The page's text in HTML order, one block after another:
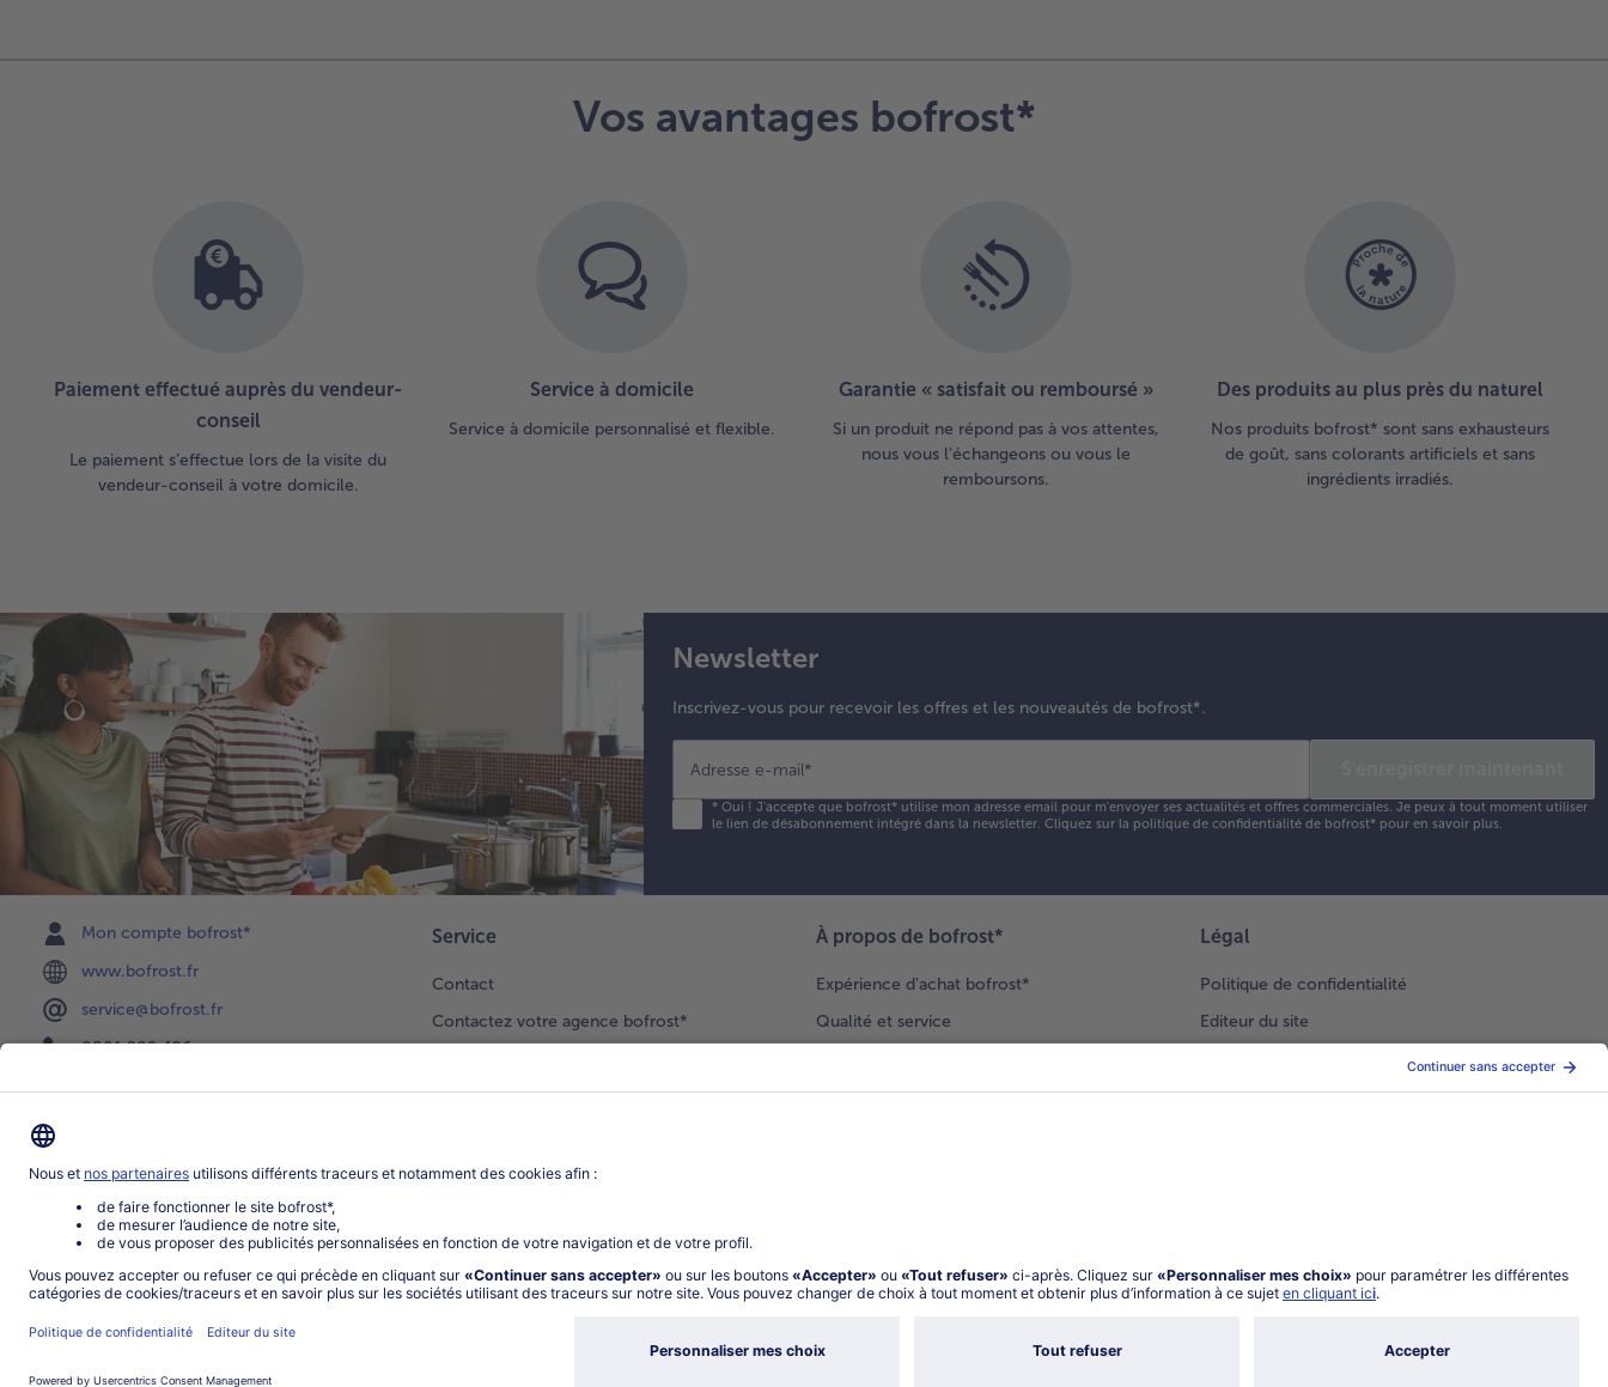
Vos avantages bofrost*
Paiement effectué auprès du vendeur-
conseil
Le paiement s’effectue lors de la visite du
vendeur-conseil à votre domicile.
Service à domicile
Service à domicile personnalisé et flexible.
Garantie « satisfait ou remboursé »
Si un produit ne répond pas à vos attentes,
nous vous l’échangeons ou vous le
remboursons.
Des produits au plus près du naturel
Nos produits bofrost* sont sans exhausteurs
de goût, sans colorants artificiels et sans
ingrédients irradiés.
Newsletter
Inscrivez-vous pour recevoir les offres et les nouveautés de bofrost*.
Adresse e-mail*
*Oui ! J'accepte que bofrost* utilise mon adresse email pour m'envoyer ses actualités et offres commerciales. Je peux à tout moment utiliser
le lien de désabonnement intégré dans la newsletter. Cliquez sur la politique de confidentialitéde bofrost* pour en savoir plus.
Mon compte bofrost*
www.bofrost.fr
service@bofrost.fr
0801 902 406
Service
Contact
Contactez votre agence bofrost*
Newsletter
Notre catalogue
Application
Parrainage
À propos de bofrost*
Expérience d'achat bofrost*
Qualité et service
Nouveaux clients
Légal
Politique de confidentialité
Editeur du site
Conditions générales de vente
Conditions générales catalogue en ligne